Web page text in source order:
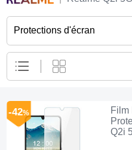
Protections d'écran
Film
Q2i
-42%